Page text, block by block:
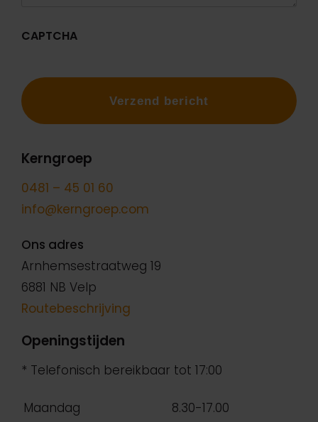
CAPTCHA
Kerngroep
0481 – 45 01 60
info@kerngroep.com
Ons adres
Arnhemsestraatweg 19
6881 NB Velp
Routebeschrijving
Openingstijden
* Telefonisch bereikbaar tot 17:00
Maandag
8.30-17.00